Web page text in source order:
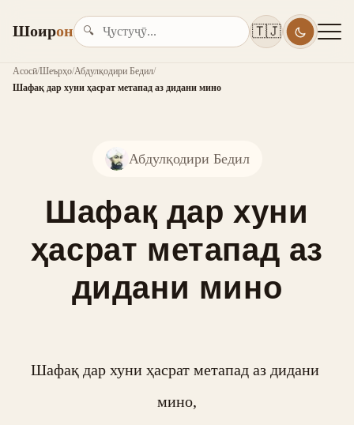
Шоирон 🔍 🇹🇯
Асосӣ/Шеърҳо/Абдулқодири Бедил/
Шафақ дар хуни ҳасрат метапад аз дидани мино
Абдулқодири Бедил
Шафақ дар хуни
ҳасрат метапад аз
дидани мино
Шафақ дар хуни ҳасрат метапад аз дидани
мино,